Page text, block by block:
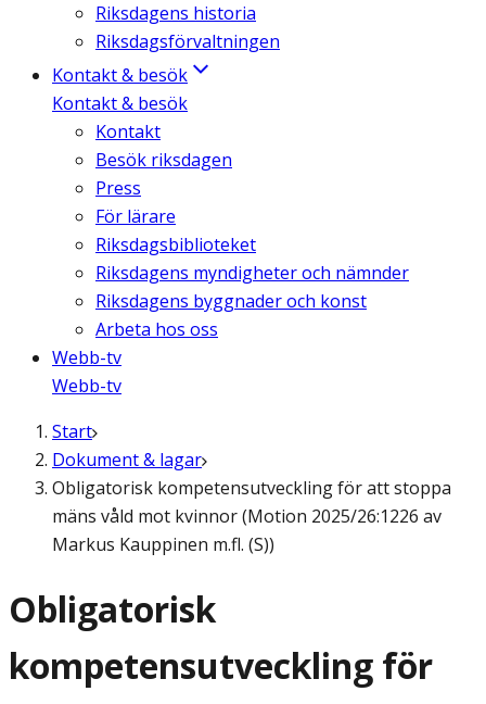
Riksdagens historia
Riksdagsförvaltningen
Kontakt & besök
Kontakt & besök
Kontakt
Besök riksdagen
Press
För lärare
Riksdagsbiblioteket
Riksdagens myndigheter och nämnder
Riksdagens byggnader och konst
Arbeta hos oss
Webb-tv
Webb-tv
Start
Dokument & lagar
Obligatorisk kompetensutveckling för att stoppa
mäns våld mot kvinnor (Motion 2025/26:1226 av
Markus Kauppinen m.fl. (S))
Obligatorisk
kompetensutveckling för